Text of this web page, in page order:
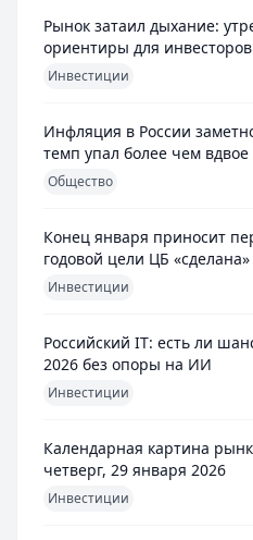
Рынок затаил дыхание:
ориентиры для инвесторов
Инвестиции
Инфляция в России
темп упал более чем вдвое
Общество
Конец января приносит
годовой цели ЦБ
Инвестиции
Российский IT: есть ли
2026 без опоры на ИИ
Инвестиции
Календарная картина
четверг, 29 января 2026
Инвестиции